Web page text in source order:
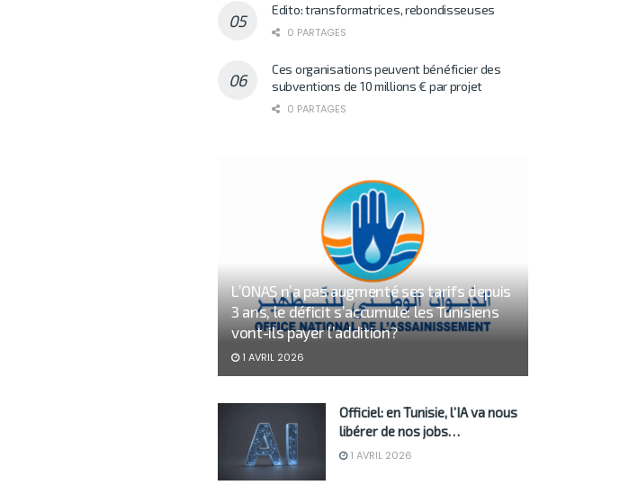
Edito: transformatrices, rebondisseuses
0 PARTAGES
Ces organisations peuvent bénéficier des
subventions de 10 millions € par projet
0 PARTAGES
L’ONAS n’a pas augmenté ses tarifs depuis
3 ans, le déficit s’accumule: les Tunisiens
vont-ils payer l’addition?
1 AVRIL 2026
Officiel: en Tunisie, l’IA va nous
libérer de nos jobs…
1 AVRIL 2026